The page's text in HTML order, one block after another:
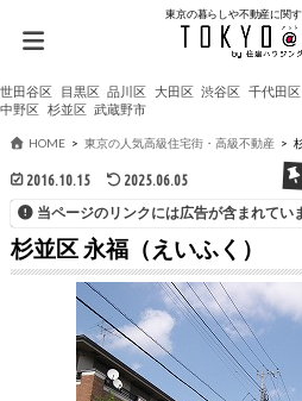
東京の暮らしや不動産に関
世田谷区 目黒区 品川区 大田区 渋谷区 千代田区
中野区 杉並区 武蔵野市
HOME 東京の人気高級住宅街・高級不動産
2016.10.15 2025.06.05
当ページのリンクには広告が含まれてい
杉並区 永福（えいふく）